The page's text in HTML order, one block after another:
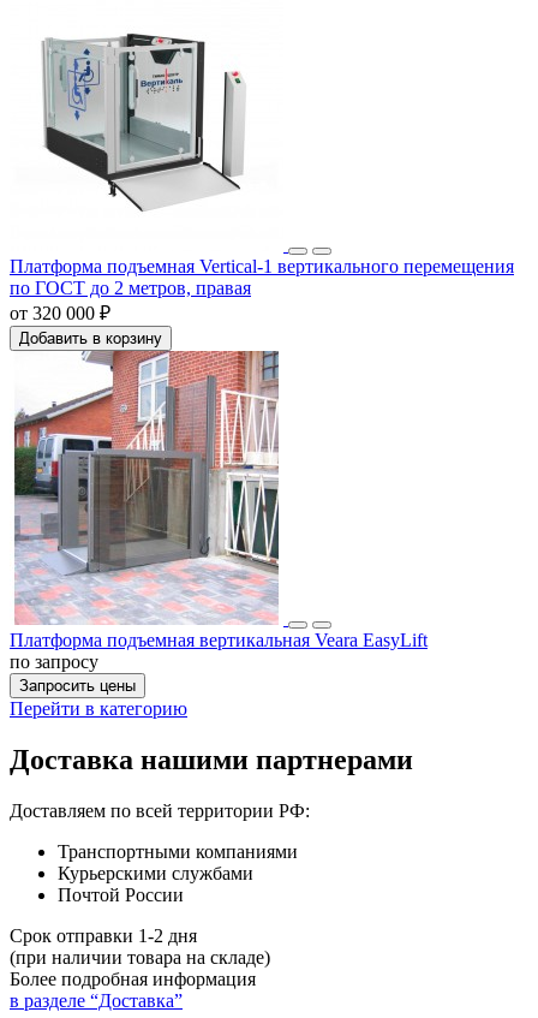
Платформа подъемная Vertical-1 вертикального перемещения
по ГОСТ до 2 метров, правая
от 320 000 ₽
Добавить в корзину
Платформа подъемная вертикальная Veara EasyLift
по запросу
Запросить цены
Перейти в категорию
Доставка нашими партнерами
Доставляем по всей территории РФ:
Транспортными компаниями
Курьерскими службами
Почтой России
Срок отправки 1-2 дня
(при наличии товара на складе)
Более подробная информация
в разделе “Доставка”